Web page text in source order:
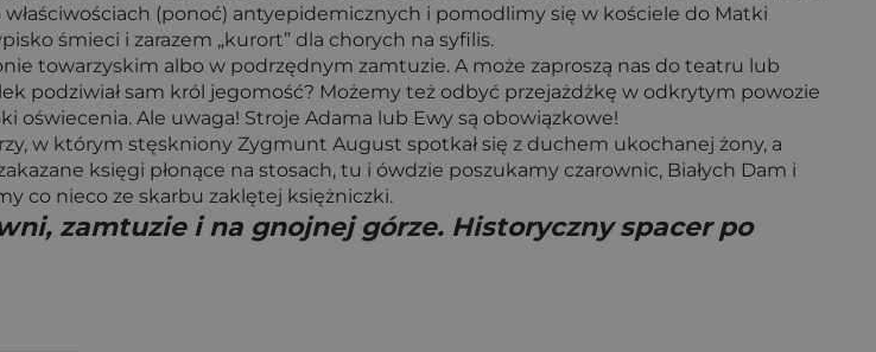
(ponoć) antyepidemicznych i pomodlimy się w kościele do Matki
śmieci i zarazem „kurort” dla chorych na syfilis.
towarzyskim albo w podrzędnym zamtuzie. A może zaproszą nas do teatru lub
podziwiał sam król jegomość? Możemy też odbyć przejażdżkę w odkrytym powozie
Ale uwaga! Stroje Adama lub Ewy są obowiązkowe!
w którym stęskniony Zygmunt August spotkał się z duchem ukochanej żony, a
księgi płonące na stosach, tu i ówdzie poszukamy czarownic, Białych Dam i
co nieco ze skarbu zaklętej księżniczki.
zamtuzie i na gnojnej górze. Historyczny spacer po